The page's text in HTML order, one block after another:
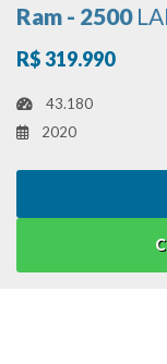
Ram - 2500
R$ 319.990
43.180
2020